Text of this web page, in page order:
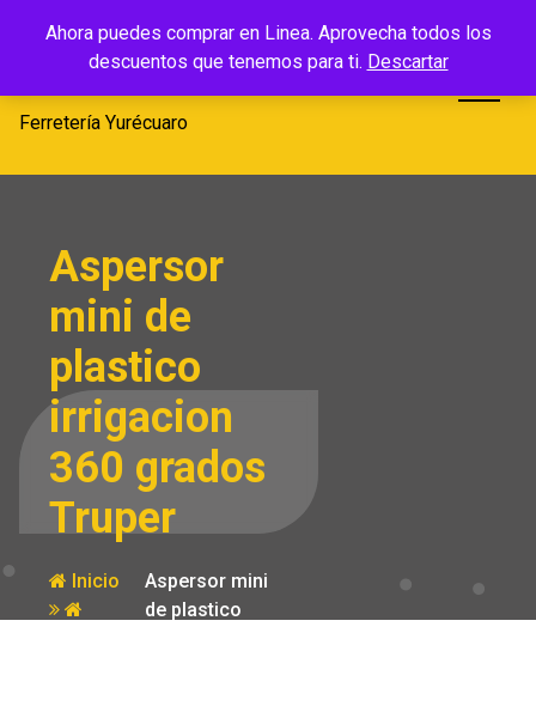
Ahora puedes comprar en Linea. Aprovecha todos los
descuentos que tenemos para ti. Descartar
Ferretería
Yurécuaro
Ferretería Yurécuaro
Aspersor
mini de
plastico
irrigacion
360 grados
Truper
Inicio
Aspersor mini
de plastico